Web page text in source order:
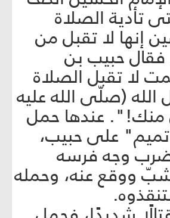
تأدية الصلاة
إنها لا تقبل من
فقال حبيب بن
لا تقبل الصلاة
(صلّى الله عليه
منك!". عندها حمل
على حبيب،
وجه فرسه
ووقع عنه، وحمله